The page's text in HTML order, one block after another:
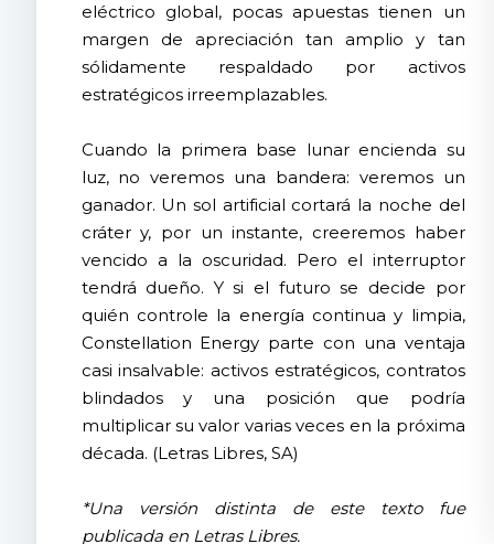
eléctrico global, pocas apuestas tienen un
margen de apreciación tan amplio y tan
sólidamente respaldado por activos
estratégicos irreemplazables.
Cuando la primera base lunar encienda su
luz, no veremos una bandera: veremos un
ganador. Un sol artificial cortará la noche del
cráter y, por un instante, creeremos haber
vencido a la oscuridad. Pero el interruptor
tendrá dueño. Y si el futuro se decide por
quién controle la energía continua y limpia,
Constellation Energy parte con una ventaja
casi insalvable: activos estratégicos, contratos
blindados y una posición que podría
multiplicar su valor varias veces en la próxima
década. (Letras Libres, SA)
*Una versión distinta de este texto fue
publicada en Letras Libres.